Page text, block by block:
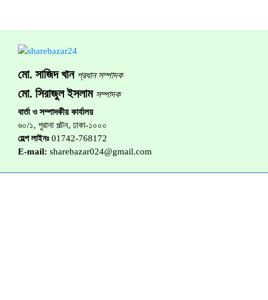
মো. সাজিদ খান প্রধান সম্পাদক
মো. সিরাজুল ইসলাম সম্পাদক
বার্তা ও সম্পাদকীয় কার্যালয়
৬০/১, পুরানা পল্টন, ঢাকা-১০০০
হেল্প লাইনঃ 01742-768172
E-mail: sharebazar024@gmail.com